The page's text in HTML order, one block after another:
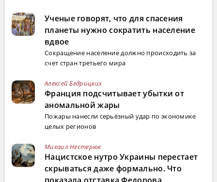
Ученые говорят, что для спасения
планеты нужно сократить население
вдвое
Сокращение население должно происходить за
счет стран третьего мира
Алексей Бедрицких
Франция подсчитывает убытки от
аномальной жары
Пожары нанесли серьёзный удар по экономике
целых регионов
Михаил Нестерюк
Нацистское нутро Украины перестает
скрываться даже формально. Что